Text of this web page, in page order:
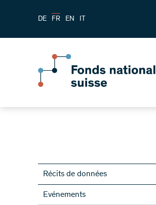
DE FR EN IT
Récits de données
Evénements